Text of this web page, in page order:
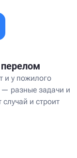
и у пожилого
— разные задачи и
случай и строит